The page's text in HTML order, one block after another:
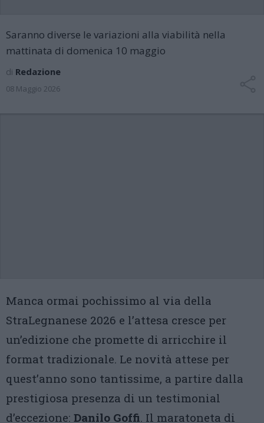
Saranno diverse le variazioni alla viabilità nella
mattinata di domenica 10 maggio
di Redazione
08 Maggio 2026
Manca ormai pochissimo al via della
StraLegnanese 2026 e l’attesa cresce per
un’edizione che promette di arricchire il
format tradizionale. Le novità attese per
quest’anno sono tantissime, a partire dalla
prestigiosa presenza di un testimonial
d’eccezione: Danilo Goffi. Il maratoneta di